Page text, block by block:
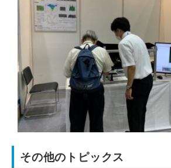
その他のトピックス